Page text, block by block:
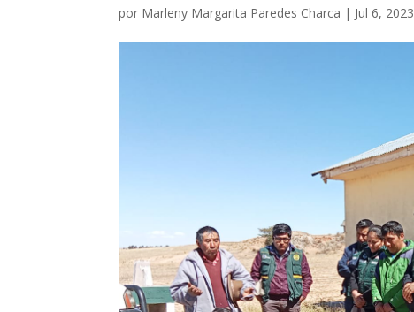
por Marleny Margarita Paredes Charca | Jul 6, 2023